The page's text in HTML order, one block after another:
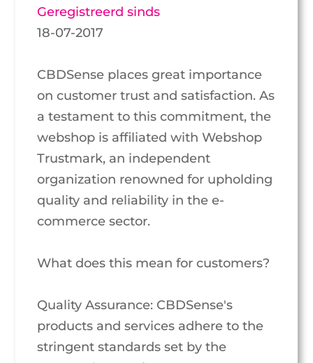
Geregistreerd sinds
18-07-2017
CBDSense places great importance
on customer trust and satisfaction. As
a testament to this commitment, the
webshop is affiliated with Webshop
Trustmark, an independent
organization renowned for upholding
quality and reliability in the e-
commerce sector.
What does this mean for customers?
Quality Assurance: CBDSense's
products and services adhere to the
stringent standards set by the